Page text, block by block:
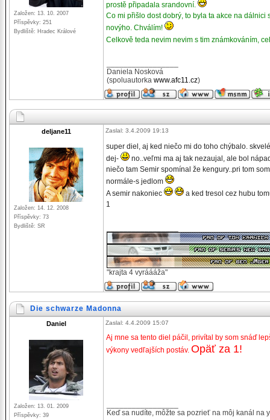
Založen: 13. 10. 2007
Příspěvky: 251
Bydliště: Hradec Králové
prostě připadala srandovní.
Co mi přišlo dost dobrý, to byla ta akce na
novýho. Chválím!
Celkově teda nevim nevim s tim známkováním,
Daniela Nosková
(spoluautorka www.afc11.cz)
deljane11
Založen: 14. 12. 2008
Příspěvky: 73
Bydliště: SR
Zaslal: 3.4.2009 19:13
super diel, aj ked niečo mi do toho chýbalo.
dej-
no..veľmi ma aj tak nezaujal, ale bol
niečo tam Semir spomínal že kengury..pri tom
normále-s jedlom
A semir nakoniec
a ked tresol cez hubu
1
"krajta 4 vyráááža"
Die schwarze Madonna
Daniel
Založen: 13. 01. 2009
Příspěvky: 39
Zaslal: 4.4.2009 15:07
Aj mne sa tento diel páčil, privítal by som snáď
výkony vedľajších postáv. Opäť za 1!
Keď sa nudíte, môžte sa pozrieť na môj kanál na